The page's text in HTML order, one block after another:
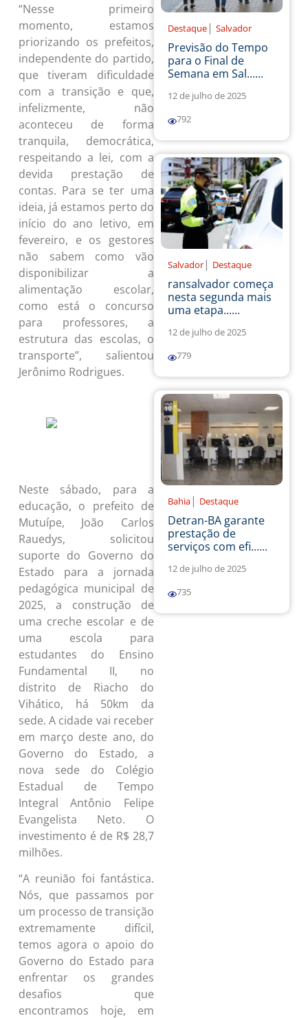
“Nesse primeiro
momento, estamos
priorizando os prefeitos,
independente do partido,
que tiveram dificuldade
com a transição e que,
infelizmente, não
aconteceu de forma
tranquila, democrática,
respeitando a lei, com a
devida prestação de
contas. Para se ter uma
ideia, já estamos perto do
início do ano letivo, em
fevereiro, e os gestores
não sabem como vão
disponibilizar a
alimentação escolar,
como está o concurso
para professores, a
estrutura das escolas, o
transporte”, salientou
Jerônimo Rodrigues.
Neste sábado, para a
educação, o prefeito de
Mutuípe, João Carlos
Rauedys, solicitou
suporte do Governo do
Estado para a jornada
pedagógica municipal de
2025, a construção de
uma creche escolar e de
uma escola para
estudantes do Ensino
Fundamental II, no
distrito de Riacho do
Vihático, há 50km da
sede. A cidade vai receber
em março deste ano, do
Governo do Estado, a
nova sede do Colégio
Estadual de Tempo
Integral Antônio Felipe
Evangelista Neto. O
investimento é de R$ 28,7
milhões.
“A reunião foi fantástica.
Nós, que passamos por
um processo de transição
extremamente difícil,
temos agora o apoio do
Governo do Estado para
enfrentar os grandes
desafios que
encontramos hoje, em
Destaque | Salvador
Previsão do Tempo
para o Final de
Semana em Sal......
12 de julho de 2025
792
Salvador | Destaque
ransalvador começa
nesta segunda mais
uma etapa......
12 de julho de 2025
779
Bahia | Destaque
Detran-BA garante
prestação de
serviços com efi......
12 de julho de 2025
735